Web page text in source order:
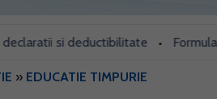
si deductibilitate • Formularul
» EDUCATIE TIMPURIE